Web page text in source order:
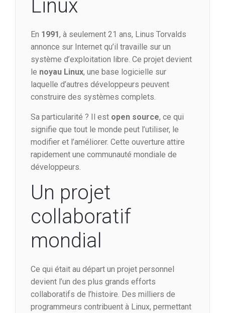
Linux
En 1991, à seulement 21 ans, Linus Torvalds
annonce sur Internet qu’il travaille sur un
système d’exploitation libre. Ce projet devient
le noyau Linux, une base logicielle sur
laquelle d’autres développeurs peuvent
construire des systèmes complets.
Sa particularité ? Il est open source, ce qui
signifie que tout le monde peut l’utiliser, le
modifier et l’améliorer. Cette ouverture attire
rapidement une communauté mondiale de
développeurs.
Un projet
collaboratif
mondial
Ce qui était au départ un projet personnel
devient l’un des plus grands efforts
collaboratifs de l’histoire. Des milliers de
programmeurs contribuent à Linux, permettant